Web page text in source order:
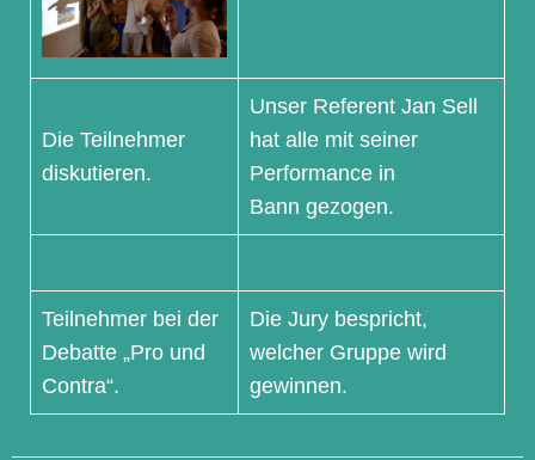
Die Teilnehmer
diskutieren.
Unser Referent Jan Sell
hat alle mit seiner
Performance in
Bann gezogen.
Teilnehmer bei der
Debatte „Pro und
Contra“.
Die Jury bespricht,
welcher Gruppe wird
gewinnen.